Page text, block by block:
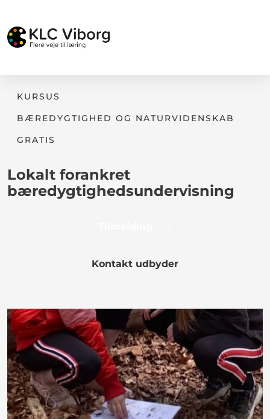
KURSUS
BÆREDYGTIGHED OG NATURVIDENSKAB
GRATIS
Lokalt forankret
bæredygtighedsundervisning
Kontakt udbyder